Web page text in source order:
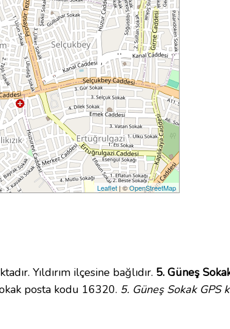
Leaflet| ©OpenStreetMap
Yıldırım ilçesine bağlıdır. 5. Güneş
posta kodu 16320. 5. Güneş Sokak GPS